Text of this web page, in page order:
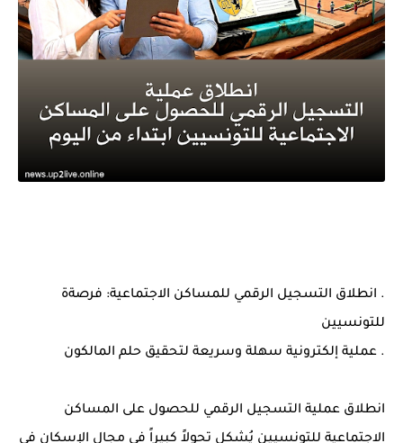
. انطلاق التسجيل الرقمي للمساكن الاجتماعية: فرصةة
للتونسيين
. عملية إلكترونية سهلة وسريعة لتحقيق حلم المالكون
انطلاق عملية التسجيل الرقمي للحصول على المساكن
الاجتماعية للتونسيين يُشكل تحولاً كبيراً في مجال الإسكان في